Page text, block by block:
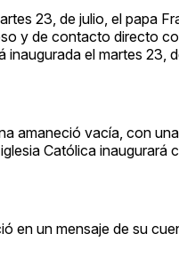
23, de julio, el papa
y de contacto directo
inaugurada el martes 23,
amaneció vacía, con
Católica inaugurará
en un mensaje de su